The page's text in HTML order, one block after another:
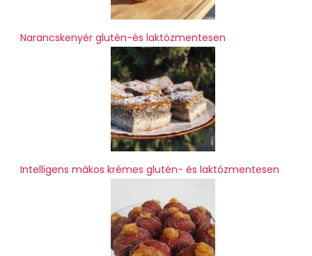
Narancskenyér glutén-és laktózmentesen
Intelligens mákos krémes glutén- és laktózmentesen